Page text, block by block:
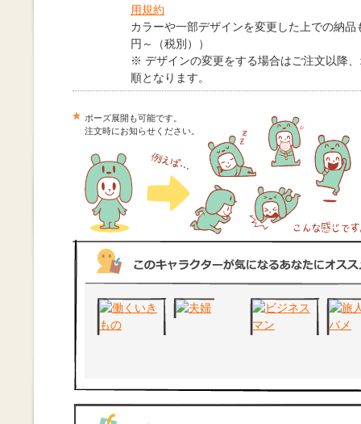
用規約
カラーや一部デザインを変更した上での納
円～（税別））
※ デザインの変更をする場合はご注文以降
順となります。
ポーズ展開も可能です。
注文時にお知らせください。